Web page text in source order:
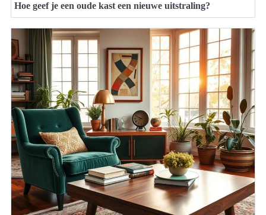
Hoe geef je een oude kast een nieuwe uitstraling?